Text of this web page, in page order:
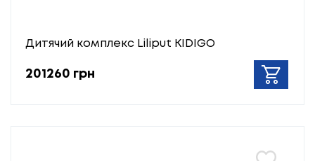
Дитячий комплекс Liliput KIDIGO
201260 грн